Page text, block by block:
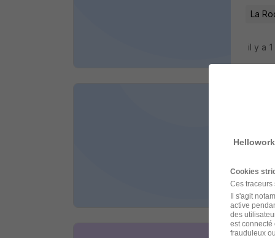
La
il y a
il y a
Cookies
Ces
Il s'agit
active
des
est connecté
frauduleux